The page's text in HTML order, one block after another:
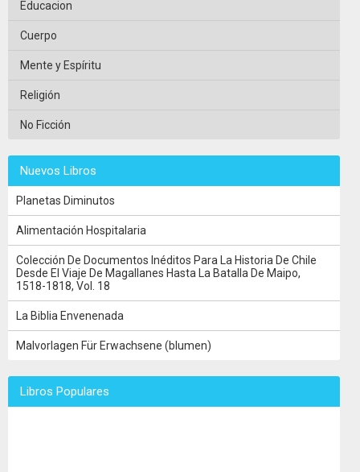
Educacion
Cuerpo
Mente y Espíritu
Religión
No Ficción
Nuevos Libros
Planetas Diminutos
Alimentación Hospitalaria
Colección De Documentos Inéditos Para La Historia De Chile
Desde El Viaje De Magallanes Hasta La Batalla De Maipo,
1518-1818, Vol. 18
La Biblia Envenenada
Malvorlagen Für Erwachsene (blumen)
Libros Populares